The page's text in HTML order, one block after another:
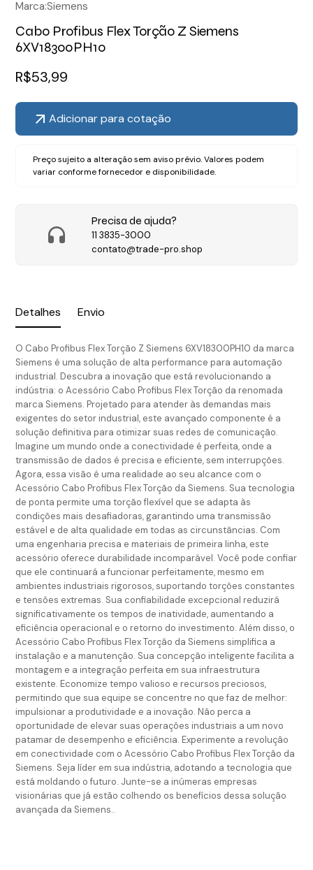
Detalhes Envio
O Cabo Profibus Flex Torção Z Siemens 6XV18300PH10 da marca
Siemens é uma solução de alta performance para automação
industrial. Descubra a inovação que está revolucionando a
indústria: o Acessório Cabo Profibus Flex Torção da renomada
marca Siemens. Projetado para atender às demandas mais
exigentes do setor industrial, este avançado componente é a
solução definitiva para otimizar suas redes de comunicação.
Imagine um mundo onde a conectividade é perfeita, onde a
transmissão de dados é precisa e eficiente, sem interrupções.
Agora, essa visão é uma realidade ao seu alcance com o
Acessório Cabo Profibus Flex Torção da Siemens. Sua tecnologia
de ponta permite uma torção flexível que se adapta às
condições mais desafiadoras, garantindo uma transmissão
estável e de alta qualidade em todas as circunstâncias. Com
uma engenharia precisa e materiais de primeira linha, este
acessório oferece durabilidade incomparável. Você pode confiar
que ele continuará a funcionar perfeitamente, mesmo em
ambientes industriais rigorosos, suportando torções constantes
e tensões extremas. Sua confiabilidade excepcional reduzirá
significativamente os tempos de inatividade, aumentando a
eficiência operacional e o retorno do investimento. Além disso, o
Acessório Cabo Profibus Flex Torção da Siemens simplifica a
instalação e a manutenção. Sua concepção inteligente facilita a
montagem e a integração perfeita em sua infraestrutura
existente. Economize tempo valioso e recursos preciosos,
permitindo que sua equipe se concentre no que faz de melhor:
impulsionar a produtividade e a inovação. Não perca a
oportunidade de elevar suas operações industriais a um novo
patamar de desempenho e eficiência. Experimente a revolução
em conectividade com o Acessório Cabo Profibus Flex Torção da
Siemens. Seja líder em sua indústria, adotando a tecnologia que
está moldando o futuro. Junte-se a inúmeras empresas
visionárias que já estão colhendo os benefícios dessa solução
avançada da Siemens..
Marca:Siemens
Cabo Profibus Flex Torção Z Siemens
6XV18300PH10
R$53,99
Adicionar para cotação
Preço sujeito a alteração sem aviso prévio. Valores podem
variar conforme fornecedor e disponibilidade.
Precisa de ajuda?
11 3835-3000
contato@trade-pro.shop